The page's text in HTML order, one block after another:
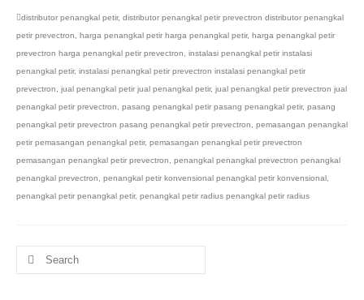
distributor penangkal petir, distributor penangkal petir prevectron distributor penangkal
petir prevectron
harga penangkal petir harga penangkal petir, harga penangkal petir
prevectron harga penangkal petir prevectron
instalasi penangkal petir instalasi
penangkal petir, instalasi penangkal petir prevectron instalasi penangkal petir
prevectron
jual penangkal petir jual penangkal petir, jual penangkal petir prevectron jual
penangkal petir prevectron
pasang penangkal petir pasang penangkal petir, pasang
penangkal petir prevectron pasang penangkal petir prevectron
pemasangan penangkal
petir pemasangan penangkal petir, pemasangan penangkal petir prevectron
pemasangan penangkal petir prevectron
penangkal penangkal prevectron penangkal
penangkal prevectron
penangkal petir konvensional penangkal petir konvensional
penangkal petir penangkal petir, penangkal petir radius penangkal petir radius
Search